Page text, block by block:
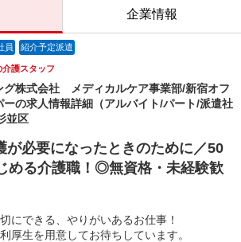
企業情報
員 紹介予定派遣
護スタッフ
グ株式会社 メディカルケア事業部/新宿オフ
ーの求人情報詳細（アルバイト/パート/派遣社
並区
が必要になったときのために／50
める介護職！◎無資格・未経験歓
にできる、やりがいあるお仕事！
厚生を用意してお待ちしています。